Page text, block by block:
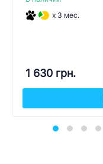
x 3 мес.
1 630 грн.